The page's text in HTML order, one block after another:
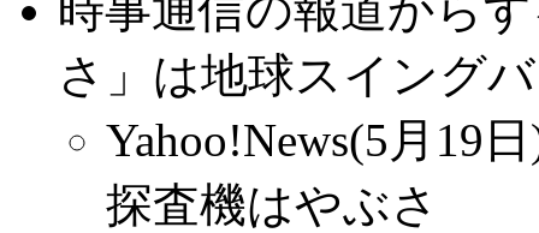
さ」は地球スイング
Yahoo!News(5月19
探査機はやぶさ